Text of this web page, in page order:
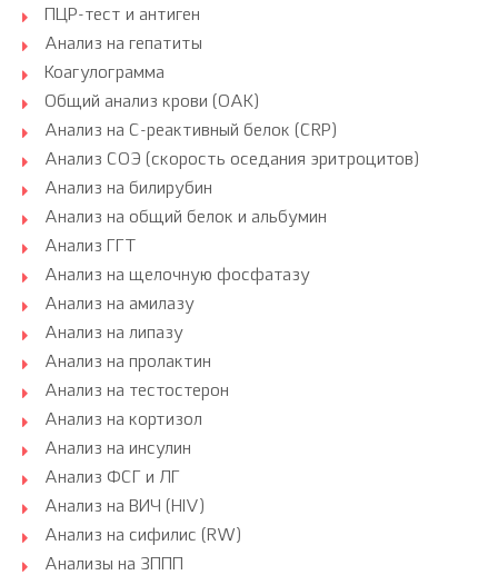
ПЦР-тест и антиген
Анализ на гепатиты
Коагулограмма
Общий анализ крови (ОАК)
Анализ на С-реактивный белок (CRP)
Анализ СОЭ (скорость оседания эритроцитов)
Анализ на билирубин
Анализ на общий белок и альбумин
Анализ ГГТ
Анализ на щелочную фосфатазу
Анализ на амилазу
Анализ на липазу
Анализ на пролактин
Анализ на тестостерон
Анализ на кортизол
Анализ на инсулин
Анализ ФСГ и ЛГ
Анализ на ВИЧ (HIV)
Анализ на сифилис (RW)
Анализы на ЗППП